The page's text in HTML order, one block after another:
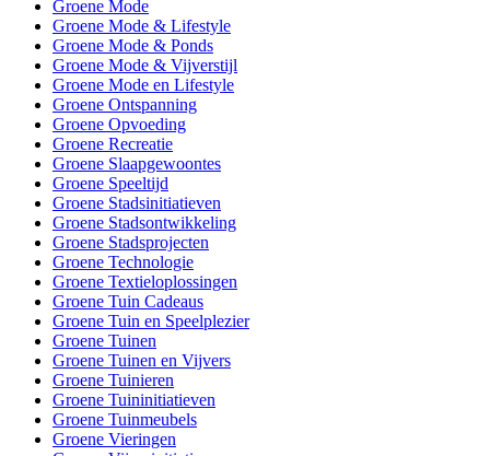
Groene Mode
Groene Mode & Lifestyle
Groene Mode & Ponds
Groene Mode & Vijverstijl
Groene Mode en Lifestyle
Groene Ontspanning
Groene Opvoeding
Groene Recreatie
Groene Slaapgewoontes
Groene Speeltijd
Groene Stadsinitiatieven
Groene Stadsontwikkeling
Groene Stadsprojecten
Groene Technologie
Groene Textieloplossingen
Groene Tuin Cadeaus
Groene Tuin en Speelplezier
Groene Tuinen
Groene Tuinen en Vijvers
Groene Tuinieren
Groene Tuininitiatieven
Groene Tuinmeubels
Groene Vieringen